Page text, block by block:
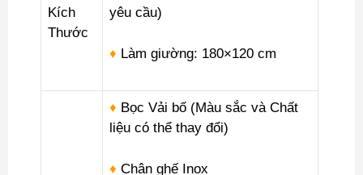
Kích
Thước
yêu cầu)
♦ Làm giường: 180×120 cm
♦ Bọc Vải bố (Màu sắc và Chất
liệu có thể thay đổi)
♦ Chân ghế Inox